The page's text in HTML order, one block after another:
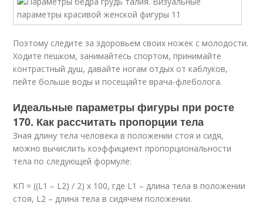
Поэтому следите за здоровьем своих ножек с молодости.
Ходите пешком, занимайтесь спортом, принимайте
контрастный душ, давайте ногам отдых от каблуков,
пейте больше воды и посещайте врача-флеболога.
Идеальные параметры фигуры при росте
170. Как рассчитать пропорции тела
Зная длину тела человека в положении стоя и сидя,
можно вычислить коэффициент пропорциональности
тела по следующей формуле:
КП = ((L1 – L2) / 2) х 100, где L1 – длина тела в положении
стоя, L2 – длина тела в сидячем положении.